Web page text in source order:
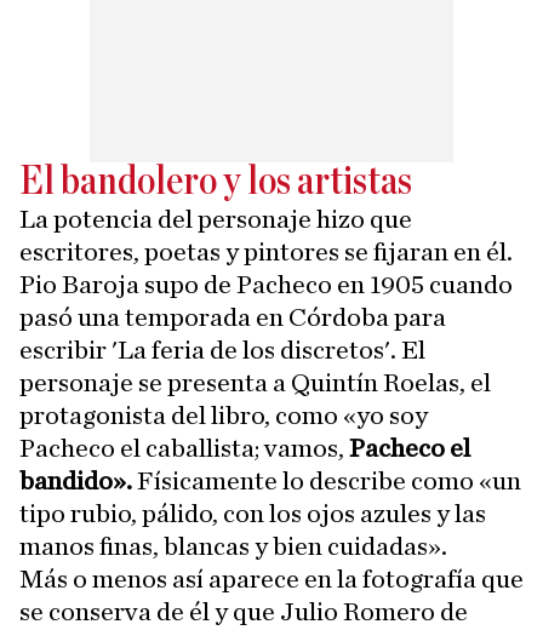
El bandolero y los artistas
La potencia del personaje hizo que
escritores, poetas y pintores se fijaran en él.
Pio Baroja supo de Pacheco en 1905 cuando
pasó una temporada en Córdoba para
escribir 'La feria de los discretos'. El
personaje se presenta a Quintín Roelas, el
protagonista del libro, como «yo soy
Pacheco el caballista; vamos, Pacheco el
bandido».Físicamente lo describe como «un
tipo rubio, pálido, con los ojos azules y las
manos finas, blancas y bien cuidadas».
Más o menos así aparece en la fotografía que
se conserva de él y que Julio Romero de